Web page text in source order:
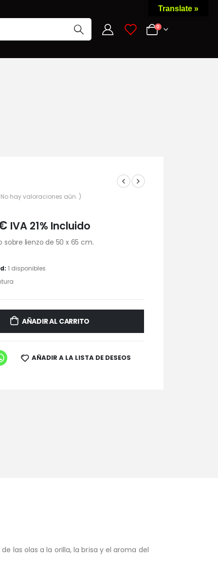
0 0
hay valoraciones aún. )
IVA 21% Incluido
sobre lienzo de 50 x 65 cm.
1 disponibles
AÑADIR AL CARRITO
AÑADIR A LA LISTA DE DESEOS
las olas a la orilla, la brisa y el aroma del
Translate »